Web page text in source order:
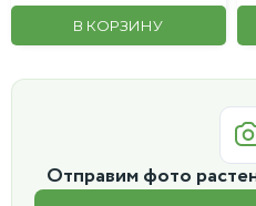
В КОРЗИНУ
Отправим фото